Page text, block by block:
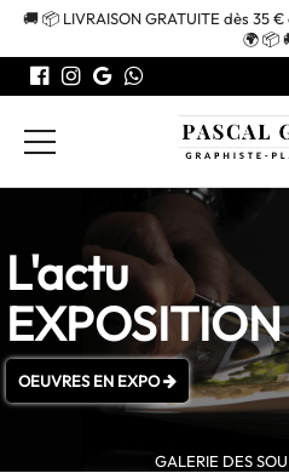
🚚 📦 LIVRAISON GRATUITE dès 35
🌍 📦
L'actu
EXPOSITION
OEUVRES EN EXPO
GALERIE DES